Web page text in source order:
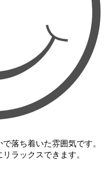
落ち着いた雰囲気です。
ラックスできます。